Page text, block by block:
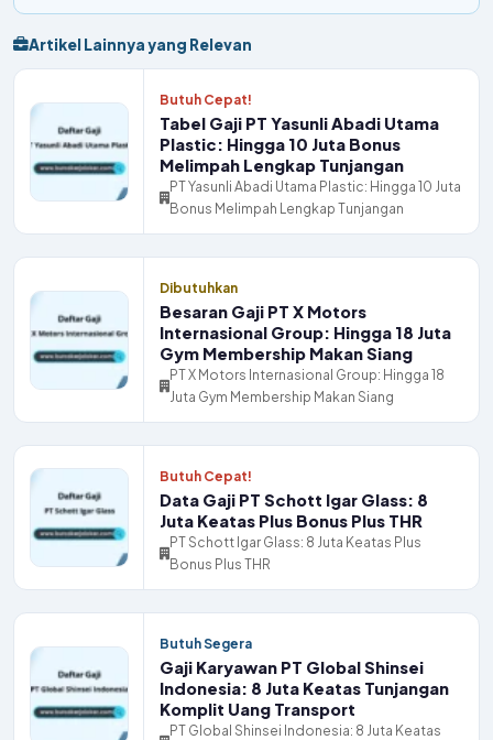
Artikel Lainnya yang Relevan
Butuh Cepat!
Tabel Gaji PT Yasunli Abadi Utama
Plastic: Hingga 10 Juta Bonus
Melimpah Lengkap Tunjangan
PT Yasunli Abadi Utama Plastic: Hingga 10 Juta
Bonus Melimpah Lengkap Tunjangan
Dibutuhkan
Besaran Gaji PT X Motors
Internasional Group: Hingga 18 Juta
Gym Membership Makan Siang
PT X Motors Internasional Group: Hingga 18
Juta Gym Membership Makan Siang
Butuh Cepat!
Data Gaji PT Schott Igar Glass: 8
Juta Keatas Plus Bonus Plus THR
PT Schott Igar Glass: 8 Juta Keatas Plus
Bonus Plus THR
Butuh Segera
Gaji Karyawan PT Global Shinsei
Indonesia: 8 Juta Keatas Tunjangan
Komplit Uang Transport
PT Global Shinsei Indonesia: 8 Juta Keatas